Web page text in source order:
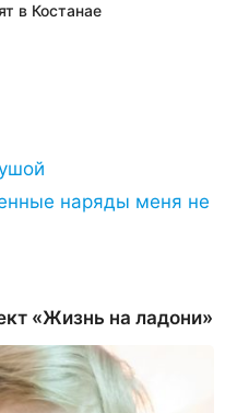
в Костанае
наряды меня не
«Жизнь на ладони»